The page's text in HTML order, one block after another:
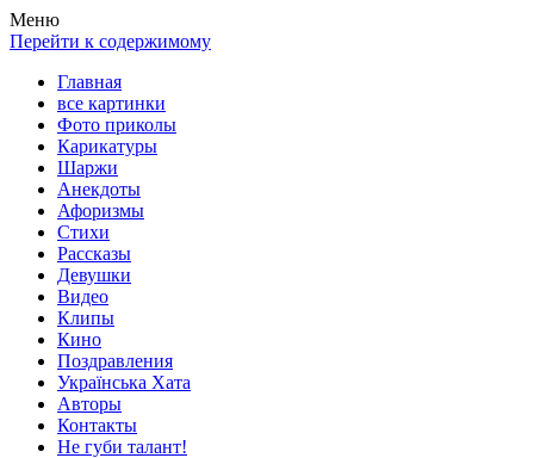
Весела хата — прикольные картинки, смешные истории,
клипы!
Покажем всем ваши фото приколы, карикатуры, шаржи, стихи,
рассказы, видео и песни!
Меню
Перейти к содержимому
Главная
все картинки
Фото приколы
Карикатуры
Шаржи
Анекдоты
Афоризмы
Стихи
Рассказы
Девушки
Видео
Клипы
Кино
Поздравления
Українська Хата
Авторы
Контакты
Не губи талант!